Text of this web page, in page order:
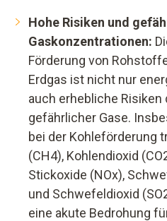
Hohe Risiken und
Gaskonzentrationen:
Förderung von
Erdgas ist nicht nur
auch erhebliche
gefährlicher Gase.
bei der Kohleförderung
(CH4), Kohlendioxid
Stickoxide (NOx),
und Schwefeldioxid
eine akute Bedrohung